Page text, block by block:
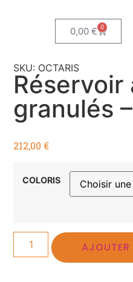
0,00€ 0
SKU: OCTARIS
Réservoir
granulés
212,00 €
COLORIS
AJOUTER